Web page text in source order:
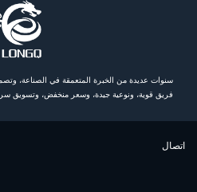
اتصال
سنوات عديدة من الخبرة المتعمقة في الصناعة،
فريق قوية، ونوعية جيدة، وسعر منخفض، وتسويق